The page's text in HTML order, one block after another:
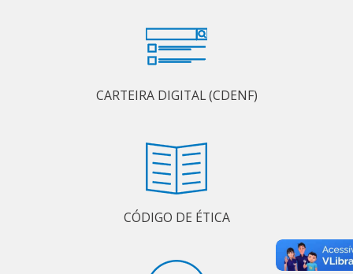
CARTEIRA DIGITAL (CDENF)
CÓDIGO DE ÉTICA